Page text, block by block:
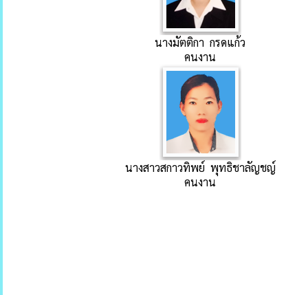
นางมัตติกา กรดแก้ว
คนงาน
นางสาวสกาวทิพย์ พุทธิชาลัญชญ์
คนงาน